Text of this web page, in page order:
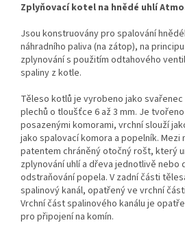
Zplyňovací kotel na hnědé uhlí
Jsou konstruovány pro spalování
náhradního paliva (na zátop), na
zplynování s použitím odtahového
spaliny z kotle.
Těleso kotlů je vyrobeno jako
plechů o tloušťce 6 až 3 mm. Je
posazenými komorami, vrchní slouží
jako spalovací komora a popelník. Mezi
patentem chráněný otočný rošt, který
zplynování uhlí a dřeva jednotlivě nebo
odstraňování popela. V zadní části
spalinový kanál, opatřený ve vrchní
Vrchní část spalinového kanálu je
pro připojení na komín.